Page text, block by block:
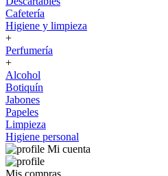
Cafetería
Higiene y limpieza
+
Perfumería
+
Alcohol
Botiquín
Jabones
Papeles
Limpieza
Higiene personal
Mi cuenta
Mis compras